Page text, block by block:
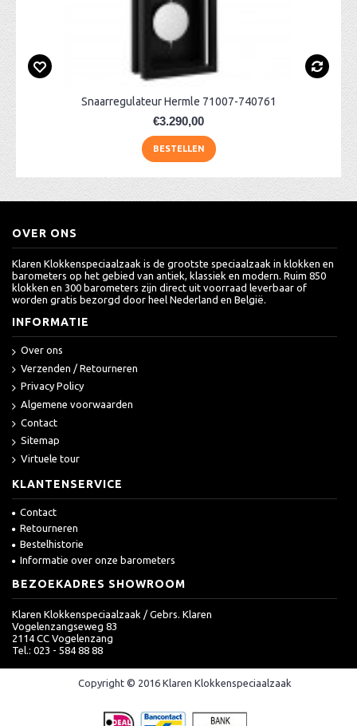
Snaarregulateur Hermle 71007-740761
€3.290,00
BESTELLEN
OVER ONS
Klaren Klokkenspeciaalzaak is de grootste speciaalzaak in klokken en
barometers op het gebied van antiek, klassiek en modern. Ruim 850
klokken en 300 barometers zijn direct uit voorraad leverbaar of
worden gratis bezorgd door heel Nederland en België.
INFORMATIE
Over ons
Verzenden / Retourneren
Privacy Policy
Algemene voorwaarden
Contact
Sitemap
Virtuele tour
KLANTENSERVICE
Contact
Retourneren
Bestelhistorie
Informatie over onze barometers
BEZOEKADRES SHOWROOM
Klaren Klokkenspeciaalzaak / Gebrs. Klaren
Vogelenzangseweg 83
2114 CC Vogelenzang
Tel.: 023 - 584 88 88
Copyright © 2016 Klaren Klokkenspeciaalzaak